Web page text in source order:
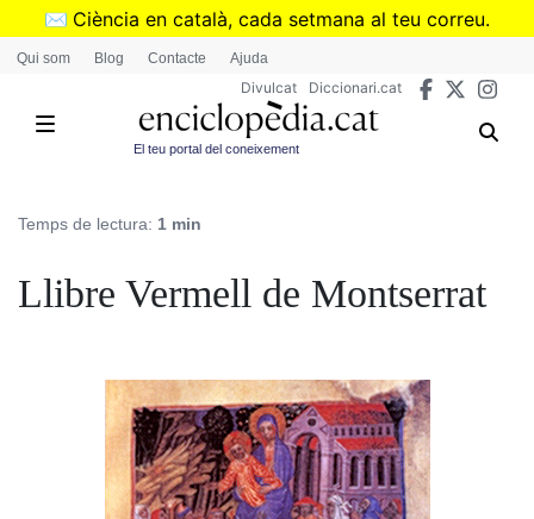
Vés
✉️ Ciència en català, cada setmana al teu correu.
➜Subscriu-te al butlletí de Divulcat
Qui som Blog Contacte Ajuda
Divulcat Diccionari.cat
El teu portal del coneixement
Temps de lectura: 1 min
Llibre Vermell de Montserrat